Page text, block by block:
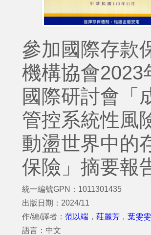
參加國際存款
機構協會2023
國際研討會「
管控系統性風
動盪世界中的
保險」摘要報
統一編號GPN：1011301435
出版日期：2024/11
作/編/譯者： 范以端 ， 莊麗芳 ， 葉雯雯
語言：中文